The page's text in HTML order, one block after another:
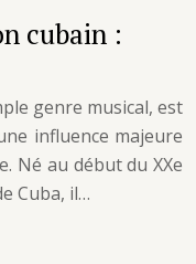
cubain :
genre musical, est
influence majeure
Né au début du XXe
Cuba, il…